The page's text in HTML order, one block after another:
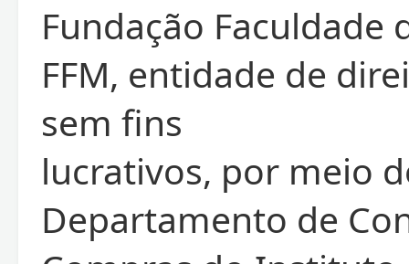
Fundação Faculdade
FFM, entidade de
sem fins
lucrativos, por meio
Departamento de